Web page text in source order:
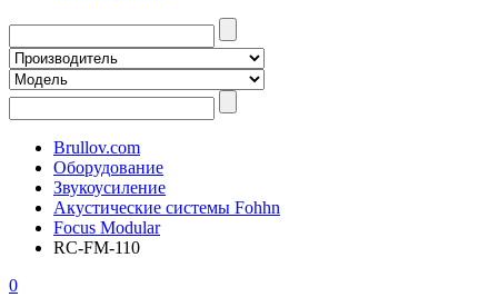
Brullov.com
Оборудование
Звукоусиление
Акустические системы Fohhn
Focus Modular
RC-FM-110
0